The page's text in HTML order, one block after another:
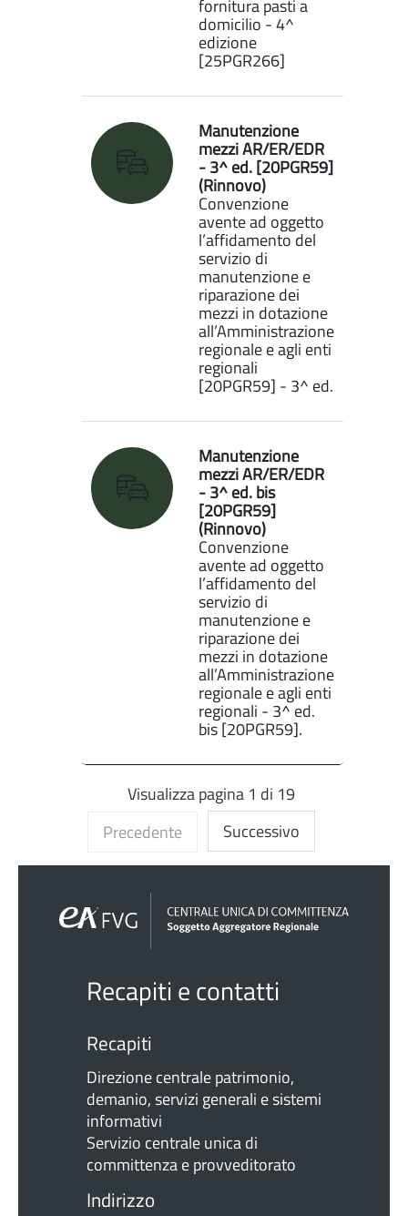
fornitura pasti a
domicilio - 4^
edizione
[25PGR266]
Manutenzione
mezzi AR/ER/EDR
- 3^ ed. [20PGR59]
(Rinnovo)
Convenzione
avente ad oggetto
l’affidamento del
servizio di
manutenzione e
riparazione dei
mezzi in dotazione
all’Amministrazione
regionale e agli enti
regionali
[20PGR59] - 3^ ed.
Manutenzione
mezzi AR/ER/EDR
- 3^ ed. bis
[20PGR59]
(Rinnovo)
Convenzione
avente ad oggetto
l’affidamento del
servizio di
manutenzione e
riparazione dei
mezzi in dotazione
all’Amministrazione
regionale e agli enti
regionali - 3^ ed.
bis [20PGR59].
Visualizza pagina 1 di 19
Precedente
Successivo
Recapiti e contatti
Recapiti
Direzione centrale patrimonio,
demanio, servizi generali e sistemi
informativi
Servizio centrale unica di
committenza e provveditorato
Indirizzo